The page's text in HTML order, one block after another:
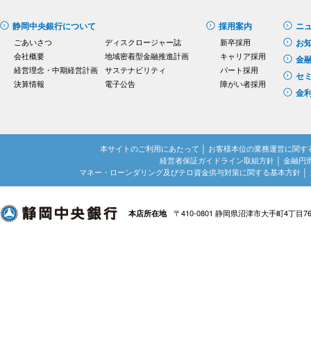
静岡中央銀行について
ごあいさつ
会社概要
経営理念・中期経営計画
決算情報
ディスクロージャー誌
地域密着型金融推進計画
サステナビリティ
電子公告
採用案内
新卒採用
キャリア採用
パート採用
障がい者採用
ニ
お
金
セ
金
本サイトのご利用にあたって │ お客様本位の業務運営に関す
経営者保証ガイドライン取組方針│ 金融円
マネー・ローンダリング及びテロ資金供与対策に関する基本方針 │
本店所在地 〒410-0801 静岡県沼津市大手町4丁目